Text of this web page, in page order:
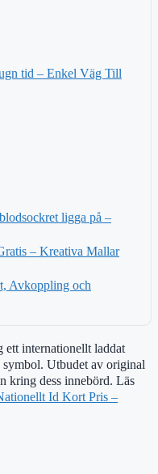
tid – Enkel Väg Till
ligga på –
– Kreativa Mallar
Avkoppling och
ett internationellt laddat
symbol. Utbudet av original
kring dess innebörd. Läs
Id Kort Pris –